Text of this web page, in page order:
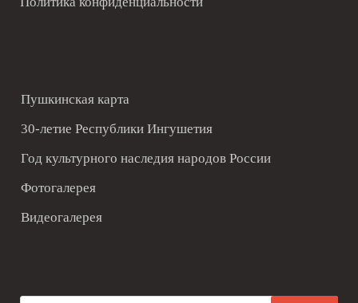
Пушкинская карта
30-летие Республики Ингушетия
Год культурного наследия народов России
Фотогалерея
Видеогалерея